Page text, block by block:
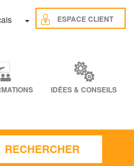
Toggle Dropdown
ESPACE CLIENT
IDÉES & CONSEILS
RECHERCHER